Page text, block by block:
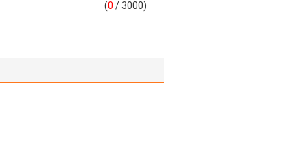
(0 / 3000)